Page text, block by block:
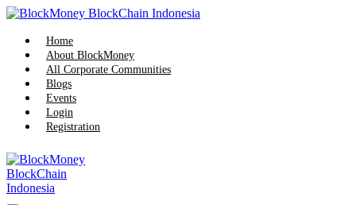
Skip
content
Home
About BlockMoney
All Corporate Communities
Blogs
Events
Login
Registration